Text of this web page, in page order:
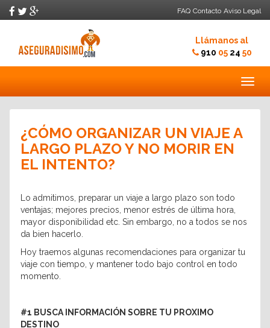
FAQ Contacto Aviso Legal
Llámanos al
910 0524 50
¿CÓMO ORGANIZAR UN VIAJE A
LARGO PLAZO Y NO MORIR EN
EL INTENTO?
Lo admitimos, preparar un viaje a largo plazo son todo
ventajas; mejores precios, menor estrés de última hora,
mayor disponibilidad etc. Sin embargo, no a todos se nos
da bien hacerlo.
Hoy traemos algunas recomendaciones para organizar tu
viaje con tiempo, y mantener todo bajo control en todo
momento.
#1 BUSCA INFORMACIÓN SOBRE TU PROXIMO
DESTINO